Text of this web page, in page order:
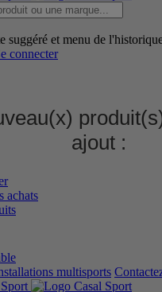
suggéré et menu de
connecter
ajout :
achats
multisports